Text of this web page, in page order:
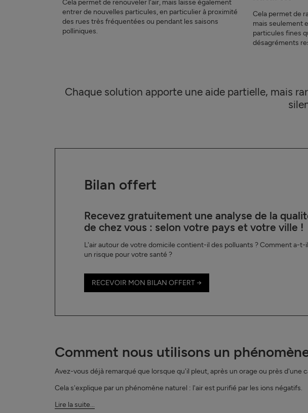
Cela permet de renouveler l'air, mais laisse également
entrer de nouvelles particules, en particulier à proximité
des rues très fréquentées ou pendant les saisons
polliniques.
Cela permet de
mais seulement
particules fines
désagréments
Chaque solution apporte une aide partielle, mais
Bilan offert
Recevez gratuitement une analyse de la
de chez vous : selon votre pays et votre ville !
L'air autour de votre domicile contient-il des polluants ? Comment a-t-
un risque pour votre santé ?
RECEVOIR MON BILAN OFFERT →
Comment nous utilisons un
Avez-vous déjà remarqué que lorsque qu'il pleut, après un orage ou près d'une
Cela s'explique par un phénomène naturel : l'air est purifié par les ions négatifs.
Lire la suite...